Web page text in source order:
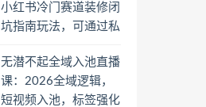
小红书冷门赛道装修闭
坑指南玩法，可通过私
无潜不起全域入池直播
课：2026全域逻辑，
短视频入池，标签强化